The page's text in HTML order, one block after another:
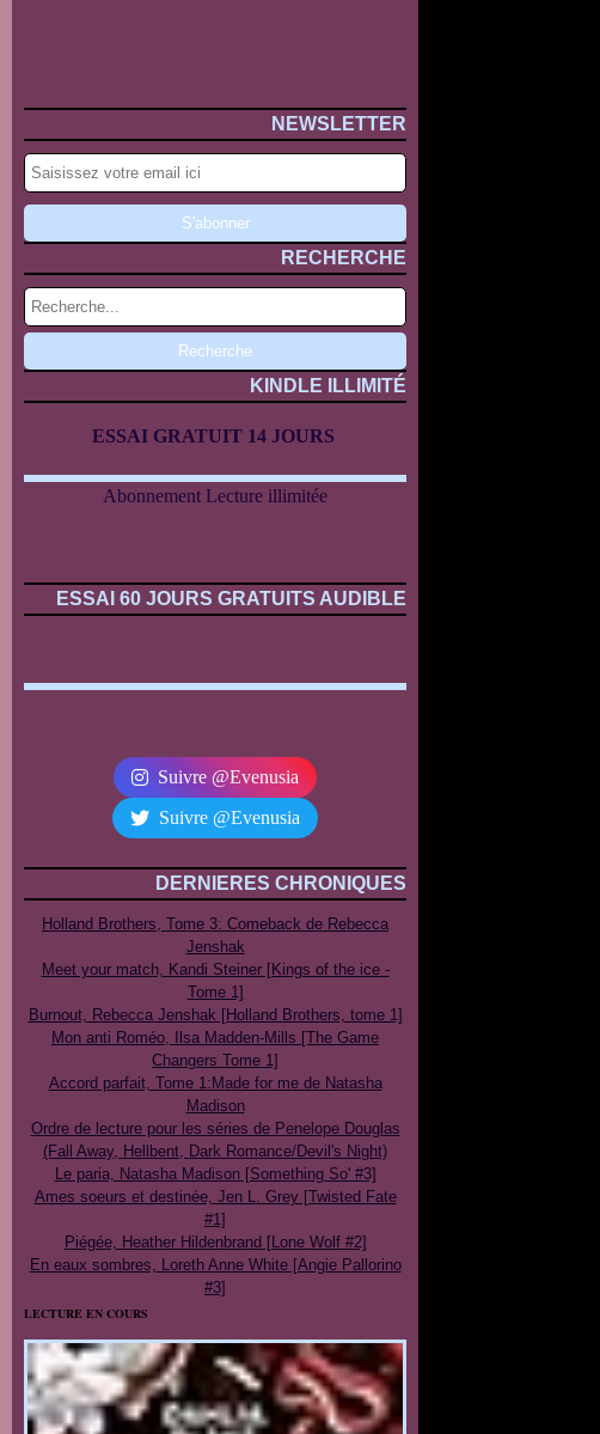
NEWSLETTER
RECHERCHE
KINDLE ILLIMITÉ
ESSAI GRATUIT 14 JOURS
Abonnement Lecture illimitée
ESSAI 60 JOURS GRATUITS AUDIBLE
Suivre @Evenusia
Suivre @Evenusia
DERNIERES CHRONIQUES
Holland Brothers, Tome 3: Comeback de Rebecca
Jenshak
Meet your match, Kandi Steiner [Kings of the ice -
Tome 1]
Burnout, Rebecca Jenshak [Holland Brothers, tome 1]
Mon anti Roméo, Ilsa Madden-Mills [The Game
Changers Tome 1]
Accord parfait, Tome 1:Made for me de Natasha
Madison
Ordre de lecture pour les séries de Penelope Douglas
(Fall Away, Hellbent, Dark Romance/Devil's Night)
Le paria, Natasha Madison [Something So' #3]
Ames soeurs et destinée, Jen L. Grey [Twisted Fate
#1]
Piégée, Heather Hildenbrand [Lone Wolf #2]
En eaux sombres, Loreth Anne White [Angie Pallorino
#3]
LECTURE EN COURS